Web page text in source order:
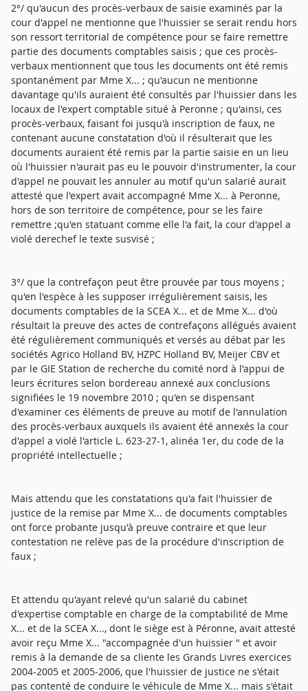
2°/ qu'aucun des procès-verbaux de saisie examinés par la
cour d'appel ne mentionne que l'huissier se serait rendu hors
son ressort territorial de compétence pour se faire remettre
partie des documents comptables saisis ; que ces procès-
verbaux mentionnent que tous les documents ont été remis
spontanément par Mme X... ; qu'aucun ne mentionne
davantage qu'ils auraient été consultés par l'huissier dans les
locaux de l'expert comptable situé à Peronne ; qu'ainsi, ces
procès-verbaux, faisant foi jusqu'à inscription de faux, ne
contenant aucune constatation d'où il résulterait que les
documents auraient été remis par la partie saisie en un lieu
où l'huissier n'aurait pas eu le pouvoir d'instrumenter, la cour
d'appel ne pouvait les annuler au motif qu'un salarié aurait
attesté que l'expert avait accompagné Mme X... à Peronne,
hors de son territoire de compétence, pour se les faire
remettre ;qu'en statuant comme elle l'a fait, la cour d'appel a
violé derechef le texte susvisé ;
3°/ que la contrefaçon peut être prouvée par tous moyens ;
qu'en l'espèce à les supposer irrégulièrement saisis, les
documents comptables de la SCEA X... et de Mme X... d'où
résultait la preuve des actes de contrefaçons allégués avaient
été régulièrement communiqués et versés au débat par les
sociétés Agrico Holland BV, HZPC Holland BV, Meijer CBV et
par le GIE Station de recherche du comité nord à l'appui de
leurs écritures selon bordereau annexé aux conclusions
signifiées le 19 novembre 2010 ; qu'en se dispensant
d'examiner ces éléments de preuve au motif de l'annulation
des procès-verbaux auxquels ils avaient été annexés la cour
d'appel a violé l'article L. 623-27-1, alinéa 1er, du code de la
propriété intellectuelle ;
Mais attendu que les constatations qu'a fait l'huissier de
justice de la remise par Mme X... de documents comptables
ont force probante jusqu'à preuve contraire et que leur
contestation ne relève pas de la procédure d'inscription de
faux ;
Et attendu qu'ayant relevé qu'un salarié du cabinet
d'expertise comptable en charge de la comptabilité de Mme
X... et de la SCEA X..., dont le siège est à Péronne, avait attesté
avoir reçu Mme X... "accompagnée d'un huissier " et avoir
remis à la demande de sa cliente les Grands Livres exercices
2004-2005 et 2005-2006, que l'huissier de justice ne s'était
pas contenté de conduire le véhicule de Mme X... mais s'était